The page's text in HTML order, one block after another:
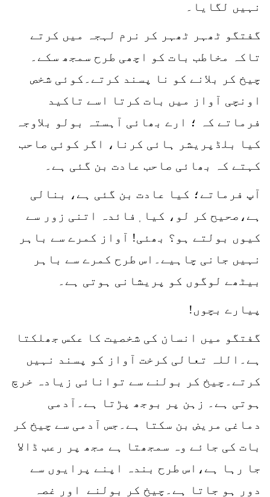
نہیں لگایا۔
گفتگو ٹھہر ٹھہر کر نرم لہجہ میں کرتے
تاکہ مخاطب بات کو اچھی طرح سمجھ سکے۔
چیخ کر بلانے کو نا پسند کرتے۔کوئی شخص
اونچی آواز میں بات کرتا اسے تاکید
فرماتے کہ ؛ ارے بھائی آہستہ بولو بلاوجہ
کیا بلڈپریشر ہائی کرنا، اگر کوئی صاحب
کہتے کہ بھائی صاحب عادت بن گئی ہے۔
آپ فرماتے؛ کیا عادت بن گئی ہے، بنالی
ہے،صحیح کر لو، کیا ٖفائدہ اتنی زور سے
کیوں بولتے ہو؟ بھئی! آواز کمرے سے باہر
نہیں جانی چاہیے۔اس طرح کمرے سے باہر
بیٹھے لوگوں کو پریشانی ہوتی ہے۔
پیارے بچوں!
گفتگو میں انسان کی شخصیت کا عکس جھلکتا
ہے۔اللہ تعالی کرخت آواز کو پسند نہیں
کرتے۔چیخ کر بولنے سے توانائی زیادہ خرچ
ہوتی ہے۔ زہن پر بوجھ پڑتا ہے۔آدمی
دماغی مریض بن سکتا ہے۔جس آدمی سے چیخ کر
بات کی جائے وہ سمجھتا ہے مجھ پر رعب ڈالا
جا رہا ہے،اس طرح بندہ اپنے پرایوں سے
دور ہو جاتا ہے۔چیخ کر بولنے اور غصہ